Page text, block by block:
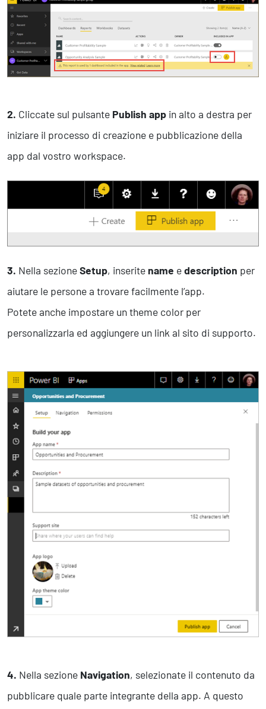
2. Cliccate sul pulsante Publish app in alto a destra per
iniziare il processo di creazione e pubblicazione della
app dal vostro workspace.
3. Nella sezioneSetup, inserite name edescription per
aiutare le persone a trovare facilmente l’app.
Potete anche impostare un theme color per
personalizzarla ed aggiungere un link al sito di supporto.
4. Nella sezione Navigation, selezionate il contenuto da
pubblicare quale parte integrante della app. A questo